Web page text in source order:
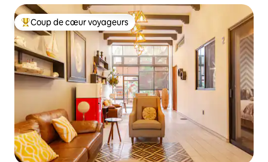
Coups de cœur voyageurs les plus appréciés
Coup de cœur voyageurs